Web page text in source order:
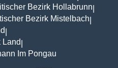
Bezirk Hollabrunn
Bezirk Mistelbach
Land
Im Pongau